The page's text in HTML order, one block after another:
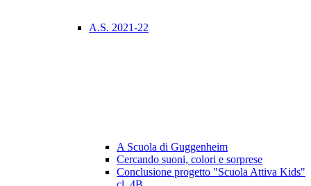
A.S. 2021-22
A Scuola di Guggenheim
Cercando suoni, colori e sorprese
Conclusione progetto "Scuola Attiva Kids"